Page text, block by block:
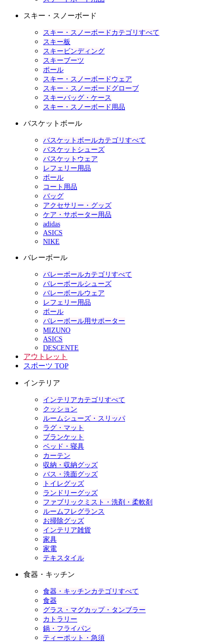
スキー・スノーボード
スキー・スノーボードカテゴリすべて
スキー板
スキービンディング
スキーブーツ
ポール
スキー・スノーボードウェア
スキー・スノーボードグローブ
スキーバッグ・ケース
スキー・スノーボード用品
バスケットボール
バスケットボールカテゴリすべて
バスケットシューズ
バスケットウェア
レフェリー用品
ボール
コート用品
バッグ
アクセサリー・グッズ
ケア・サポーター用品
adidas
ASICS
NIKE
バレーボール
バレーボールカテゴリすべて
バレーボールシューズ
バレーボールウェア
レフェリー用品
ボール
バレーボール用サポーター
MIZUNO
ASICS
DESCENTE
アウトレット
スポーツ TOP
インテリア
インテリアカテゴリすべて
クッション
ルームシューズ・スリッパ
ラグ・マット
ブランケット
ベッド・寝具
カーテン
収納・収納グッズ
バス・洗面グッズ
トイレグッズ
ランドリーグッズ
ファブリックミスト・洗剤・柔軟剤
ルームフレグランス
お掃除グッズ
インテリア雑貨
家具
家電
テキスタイル
食器・キッチン
食器・キッチンカテゴリすべて
食器
グラス・マグカップ・タンブラー
カトラリー
鍋・フライパン
ティーポット・急須